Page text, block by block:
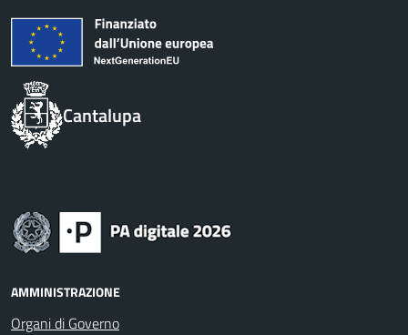
Cantalupa
AMMINISTRAZIONE
Organi di Governo